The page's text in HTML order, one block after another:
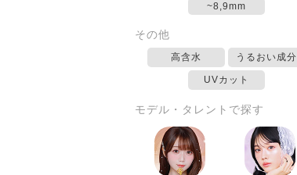
~8,9mm
その他
高含水 うるおい成分
UVカット
モデル・タレントで探す